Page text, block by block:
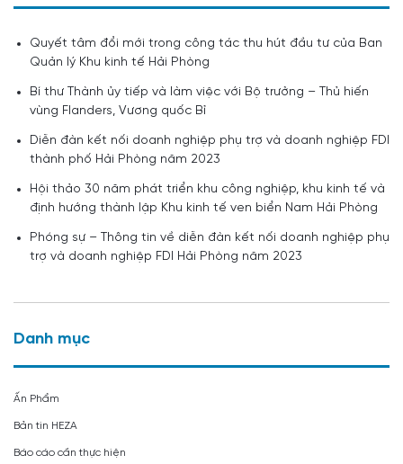
Quyết tâm đổi mới trong công tác thu hút đầu tư của Ban
Quản lý Khu kinh tế Hải Phòng
Bí thư Thành ủy tiếp và làm việc với Bộ trưởng – Thủ hiến
vùng Flanders, Vương quốc Bỉ
Diễn đàn kết nối doanh nghiệp phụ trợ và doanh nghiệp FDI
thành phố Hải Phòng năm 2023
Hội thảo 30 năm phát triển khu công nghiệp, khu kinh tế và
định hướng thành lập Khu kinh tế ven biển Nam Hải Phòng
Phóng sự – Thông tin về diễn đàn kết nối doanh nghiệp phụ
trợ và doanh nghiệp FDI Hải Phòng năm 2023
Danh mục
Ấn Phẩm
Bản tin HEZA
Báo cáo cần thực hiện